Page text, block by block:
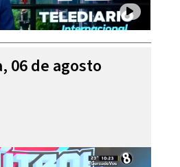
06 de agosto